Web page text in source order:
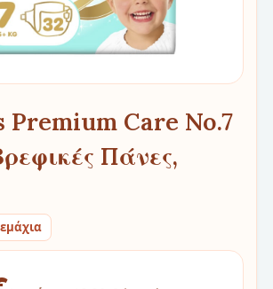
Premium Care No.7
Πάνες,